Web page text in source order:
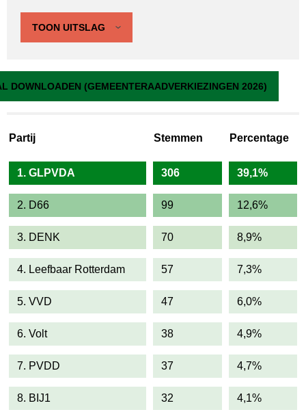
TOON UITSLAG
13 Gymzaal Vliegerstraat
DOWNLOADEN (GEMEENTERAADVERKIEZINGEN 2026)
Partij Stemmen Percentage
1. GLPVDA 306 39,1%
2. D66 99 12,6%
3. DENK 70 8,9%
4. Leefbaar Rotterdam 57 7,3%
5. VVD 47 6,0%
6. Volt 38 4,9%
7. PVDD 37 4,7%
8. BIJ1 32 4,1%